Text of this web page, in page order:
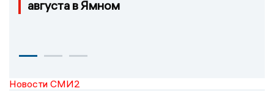
августа в Ямном
Новости СМИ2